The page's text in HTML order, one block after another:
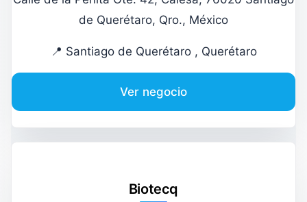
de Querétaro, Qro., México
📍 Santiago de Querétaro , Querétaro
Ver negocio
Biotecq